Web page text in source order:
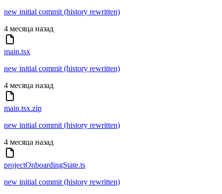
new initial commit (history rewritten)
4 месяца назад
main.tsx
new initial commit (history rewritten)
4 месяца назад
main.tsx.zip
new initial commit (history rewritten)
4 месяца назад
projectOnboardingState.ts
new initial commit (history rewritten)